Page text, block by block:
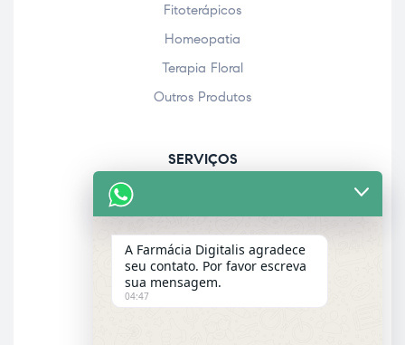
Fitoterápicos
Homeopatia
Terapia Floral
Outros Produtos
SERVIÇOS
Acolhimento farmacêutico
Assistência personalizada
Check-up
Entrega a domicílio
A Farmácia Digitalis agradece
seu contato. Por favor escreva
sua mensagem.
04:47